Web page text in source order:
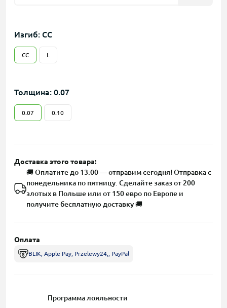
Изгиб: CC
CC L
Толщина: 0.07
0.07 0.10
Доставка этого товара:
🚚 Оплатите до 13:00 — отправим сегодня! Отправка с
понедельника по пятницу. Сделайте заказ от 200
злотых в Польше или от 150 евро по Европе и
получите бесплатную доставку 🚚
Оплата
BLIK, Apple Pay, Przelewy24,, PayPal
Программа лояльности